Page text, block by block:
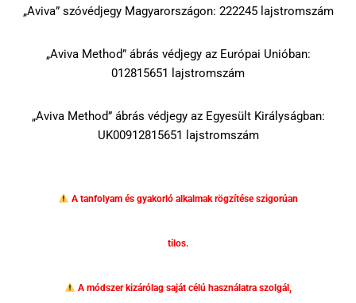
„Aviva” szóvédjegy Magyarországon: 222245 lajstromszám
„Aviva Method” ábrás védjegy az Európai Unióban:
012815651 lajstromszám
„Aviva Method” ábrás védjegy az Egyesült Királyságban:
UK00912815651 lajstromszám
A tanfolyam és gyakorló alkalmak rögzítése szigorúan
tilos.
A módszer kizárólag saját célú használatra szolgál,